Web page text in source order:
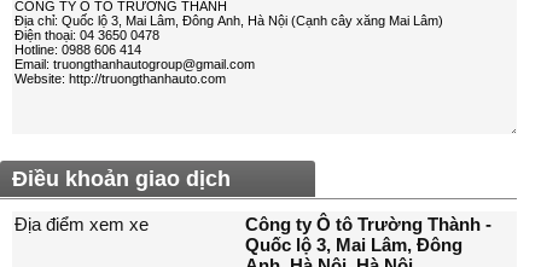
Điều khoản giao dịch
Địa điểm xem xe
Công ty Ô tô Trường Thành -
Quốc lộ 3, Mai Lâm, Đông